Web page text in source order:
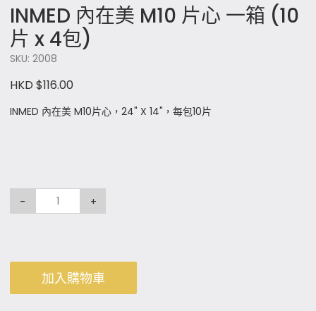
INMED 內在美 M10 片心 一箱 (10
片 x 4包)
SKU: 2008
HKD $116.00
INMED 內在美 M10片心，24" X 14"，每包10片
- +
加入購物車